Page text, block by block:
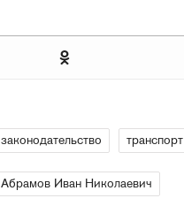
законодательство транспорт
Абрамов Иван Николаевич